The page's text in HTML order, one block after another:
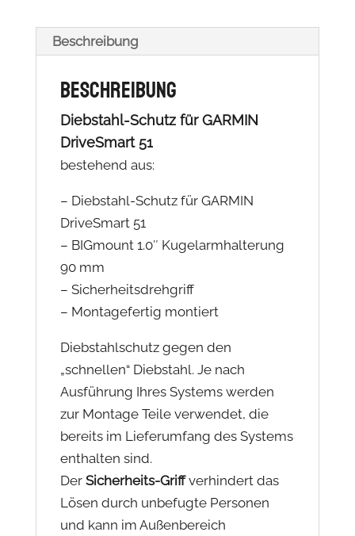
Beschreibung
Beschreibung
Diebstahl-Schutz für GARMIN
DriveSmart 51
bestehend aus:
– Diebstahl-Schutz für GARMIN
DriveSmart 51
– BIGmount 1.0″ Kugelarmhalterung
90 mm
– Sicherheitsdrehgriff
– Montagefertig montiert
Diebstahlschutz gegen den
„schnellen“ Diebstahl. Je nach
Ausführung Ihres Systems werden
zur Montage Teile verwendet, die
bereits im Lieferumfang des Systems
enthalten sind.
Der Sicherheits-Griffverhindert das
Lösen durch unbefugte Personen
und kann im Außenbereich